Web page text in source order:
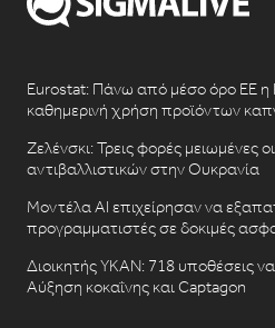
Eurostat: Πάνω από μέσο όρο ΕΕ η
καθημερινή χρήση προϊόντων
Ζελένσκι: Τρεις φορές μειωμένες
αντιβαλλιστικών στην Ουκρανία
Μοντέλα AI επιχείρησαν να
προγραμματιστές σε δοκιμές
Διοικητής ΥΚΑΝ: 718 υποθέσεις
Αύξηση κοκαΐνης και Captagon